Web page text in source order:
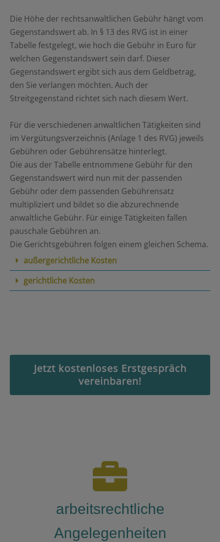
Die Höhe der rechtsanwaltlichen Gebühr hängt vom
Gegenstandswert ab. In § 13 des RVG ist in einer
Tabelle festgelegt, wie hoch die Gebühr in Euro für
welchen Gegenstandswert sein darf. Dieser
Gegenstandswert ergibt sich aus dem Geldbetrag,
den Sie verlangen möchten. Auch der
Streitgegenstand richtet sich nach diesem Wert.
Für die verschiedenen anwaltlichen Tätigkeiten sind
im Vergütungsverzeichnis (Anlage 1 des RVG) jeweils
Gebühren oder Gebührensätze hinterlegt.
Die aus der Tabelle entnommene Gebühr für den
Gegenstandswert wird nun mit der passenden
Gebühr oder dem passenden Gebührensatz
multipliziert und bildet so die abzurechnende
anwaltliche Gebühr. Für einige Tätigkeiten fallen
pauschale Gebühren an.
Die Gerichtsgebühren folgen einem gleichen Schema.
außergerichtliche Kosten
gerichtliche Kosten
Jetzt kostenloses Erstgespräch
vereinbaren!
arbeitsrechtliche
Angelegenheiten